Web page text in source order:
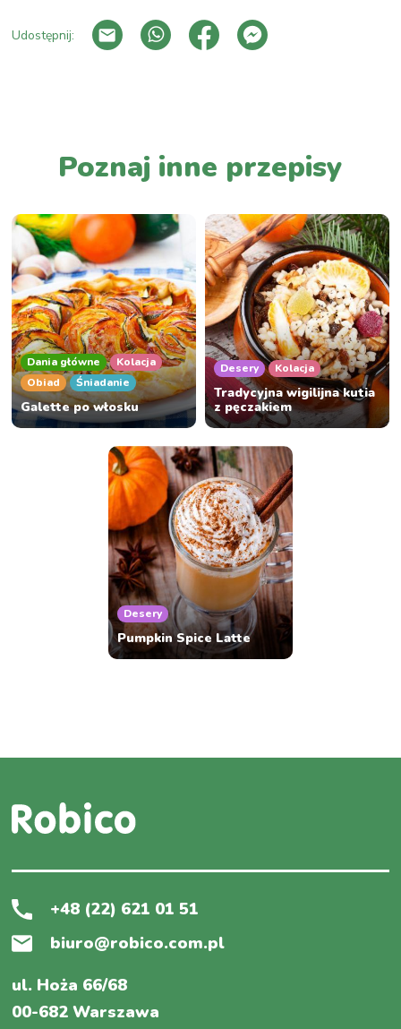
Udostępnij:
Poznaj inne przepisy
Dania główne
Kolacja
Obiad
Śniadanie
Galette po włosku
Desery Kolacja
Tradycyjna wigilijna kutia
z pęczakiem
Desery
Pumpkin Spice Latte
+48 (22) 621 01 51
biuro@robico.com.pl
ul. Hoża 66/68
00-682 Warszawa